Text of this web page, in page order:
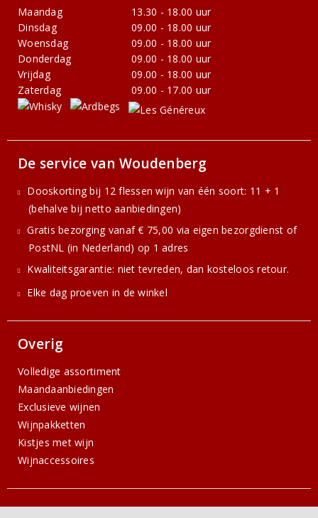
Maandag
13.30 - 18.00 uur
Dinsdag
09.00 - 18.00 uur
Woensdag
09.00 - 18.00 uur
Donderdag
09.00 - 18.00 uur
Vrijdag
09.00 - 18.00 uur
Zaterdag
09.00 - 17.00 uur
De service van Woudenberg
Dooskorting bij 12 flessen wijn van één soort: 11 + 1
(behalve bij netto aanbiedingen)
Gratis bezorging vanaf € 75,00 via eigen bezorgdienst of
PostNL (in Nederland) op 1 adres
Kwaliteitsgarantie: niet tevreden, dan kosteloos retour.
Elke dag proeven in de winkel
Overig
Volledige assortiment
Maandaanbiedingen
Exclusieve wijnen
Wijnpakketten
Kistjes met wijn
Wijnaccessoires